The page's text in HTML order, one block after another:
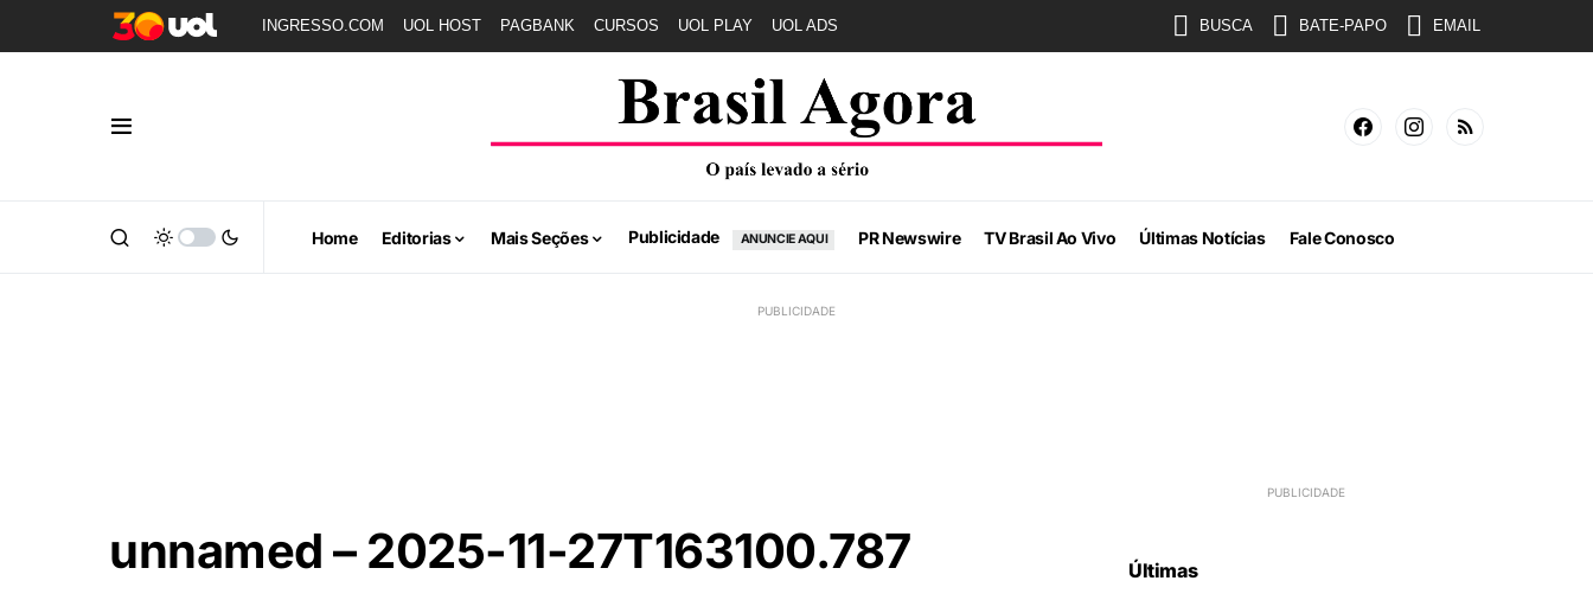
INGRESSO.COM UOL HOST PAGBANK CURSOS UOL PLAY UOL ADS BUSCA BATE-PAPO EMAIL
Home Editorias Mais Seções Publicidade ANUNCIE AQUI PR Newswire TV Brasil Ao Vivo Últimas Notícias Fale Conosco
unnamed – 2025-11-27T163100.787 Últimas